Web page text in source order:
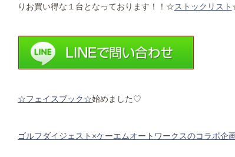
りお買い得な１台となっております！！☆ストックリスト
☆フェイスブック☆始めました♡
ゴルフダイジェスト×ケーエムオートワークスのコラボ企